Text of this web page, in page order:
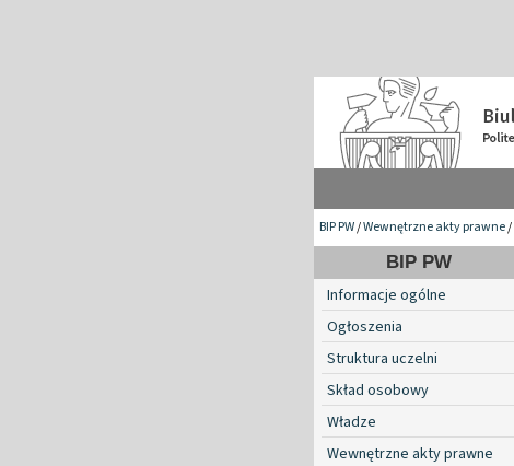
BIP PW/Wewnętrzne akty prawne/
BIP PW
Informacje ogólne
Ogłoszenia
Struktura uczelni
Skład osobowy
Władze
Wewnętrzne akty prawne